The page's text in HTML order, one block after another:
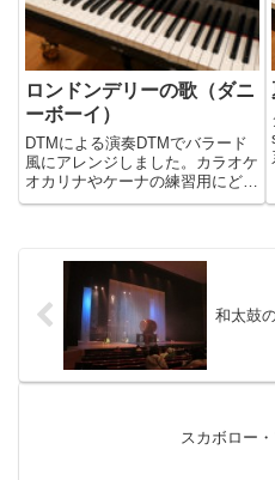
ロンドンデリーの歌（ダニ
ーボーイ）
DTMによる演奏DTMでバラード
風にアレンジしました。カラオケ
オカリナやケーナの練習用にどう
ぞ。キーはCです。
和太鼓
スカボロー